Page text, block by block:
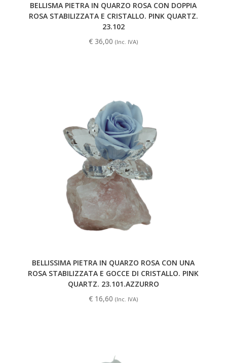
BELLISMA PIETRA IN QUARZO ROSA CON DOPPIA
ROSA STABILIZZATA E CRISTALLO. PINK QUARTZ.
23.102
€ 36,00 (Inc. IVA)
BELLISSIMA PIETRA IN QUARZO ROSA CON UNA
ROSA STABILIZZATA E GOCCE DI CRISTALLO. PINK
QUARTZ. 23.101.AZZURRO
€ 16,60 (Inc. IVA)